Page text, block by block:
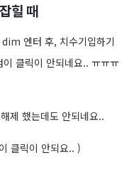
힐 때
엔터 후, 치수기입하기
클릭이 안되네요.. ㅠㅠㅠ
제 했는데도 안되네요..
클릭이 안되요.. )